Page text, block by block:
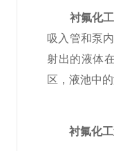
衬氟化
吸入管和泵
射出的液体
区，液池中
衬氟化